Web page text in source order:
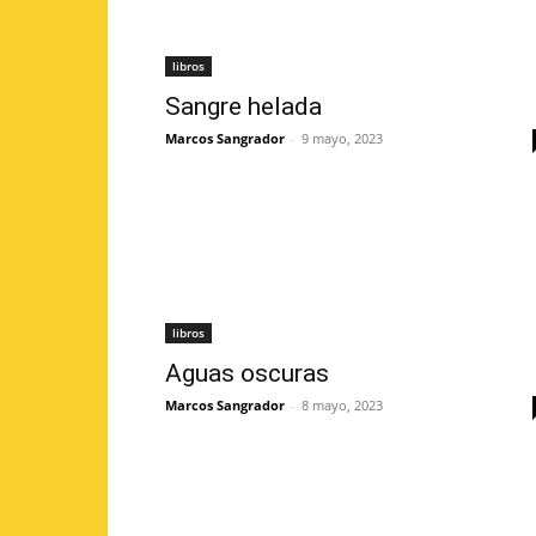
libros
Sangre helada
Marcos Sangrador - 9 mayo, 2023
libros
Aguas oscuras
Marcos Sangrador - 8 mayo, 2023